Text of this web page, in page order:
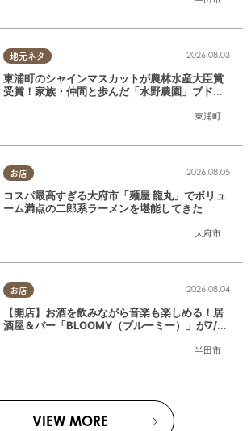
地元ネタ
東浦町
2026.08.03
東浦町のシャインマスカットが農林水産大臣賞
受賞！家族・仲間と歩んだ「水野農園」ブドウ
お店
大府市
2026.08.05
コスパ最高すぎる大府市「麺屋 龍丸」でボリュ
ーム満点の二郎系ラーメンを堪能してきた
お店
半田市
2026.08.04
【開店】お酒を飲みながら音楽も楽しめる！居
酒屋＆バー「BLOOMY（ブルーミー）」が7/3
VIEW MORE